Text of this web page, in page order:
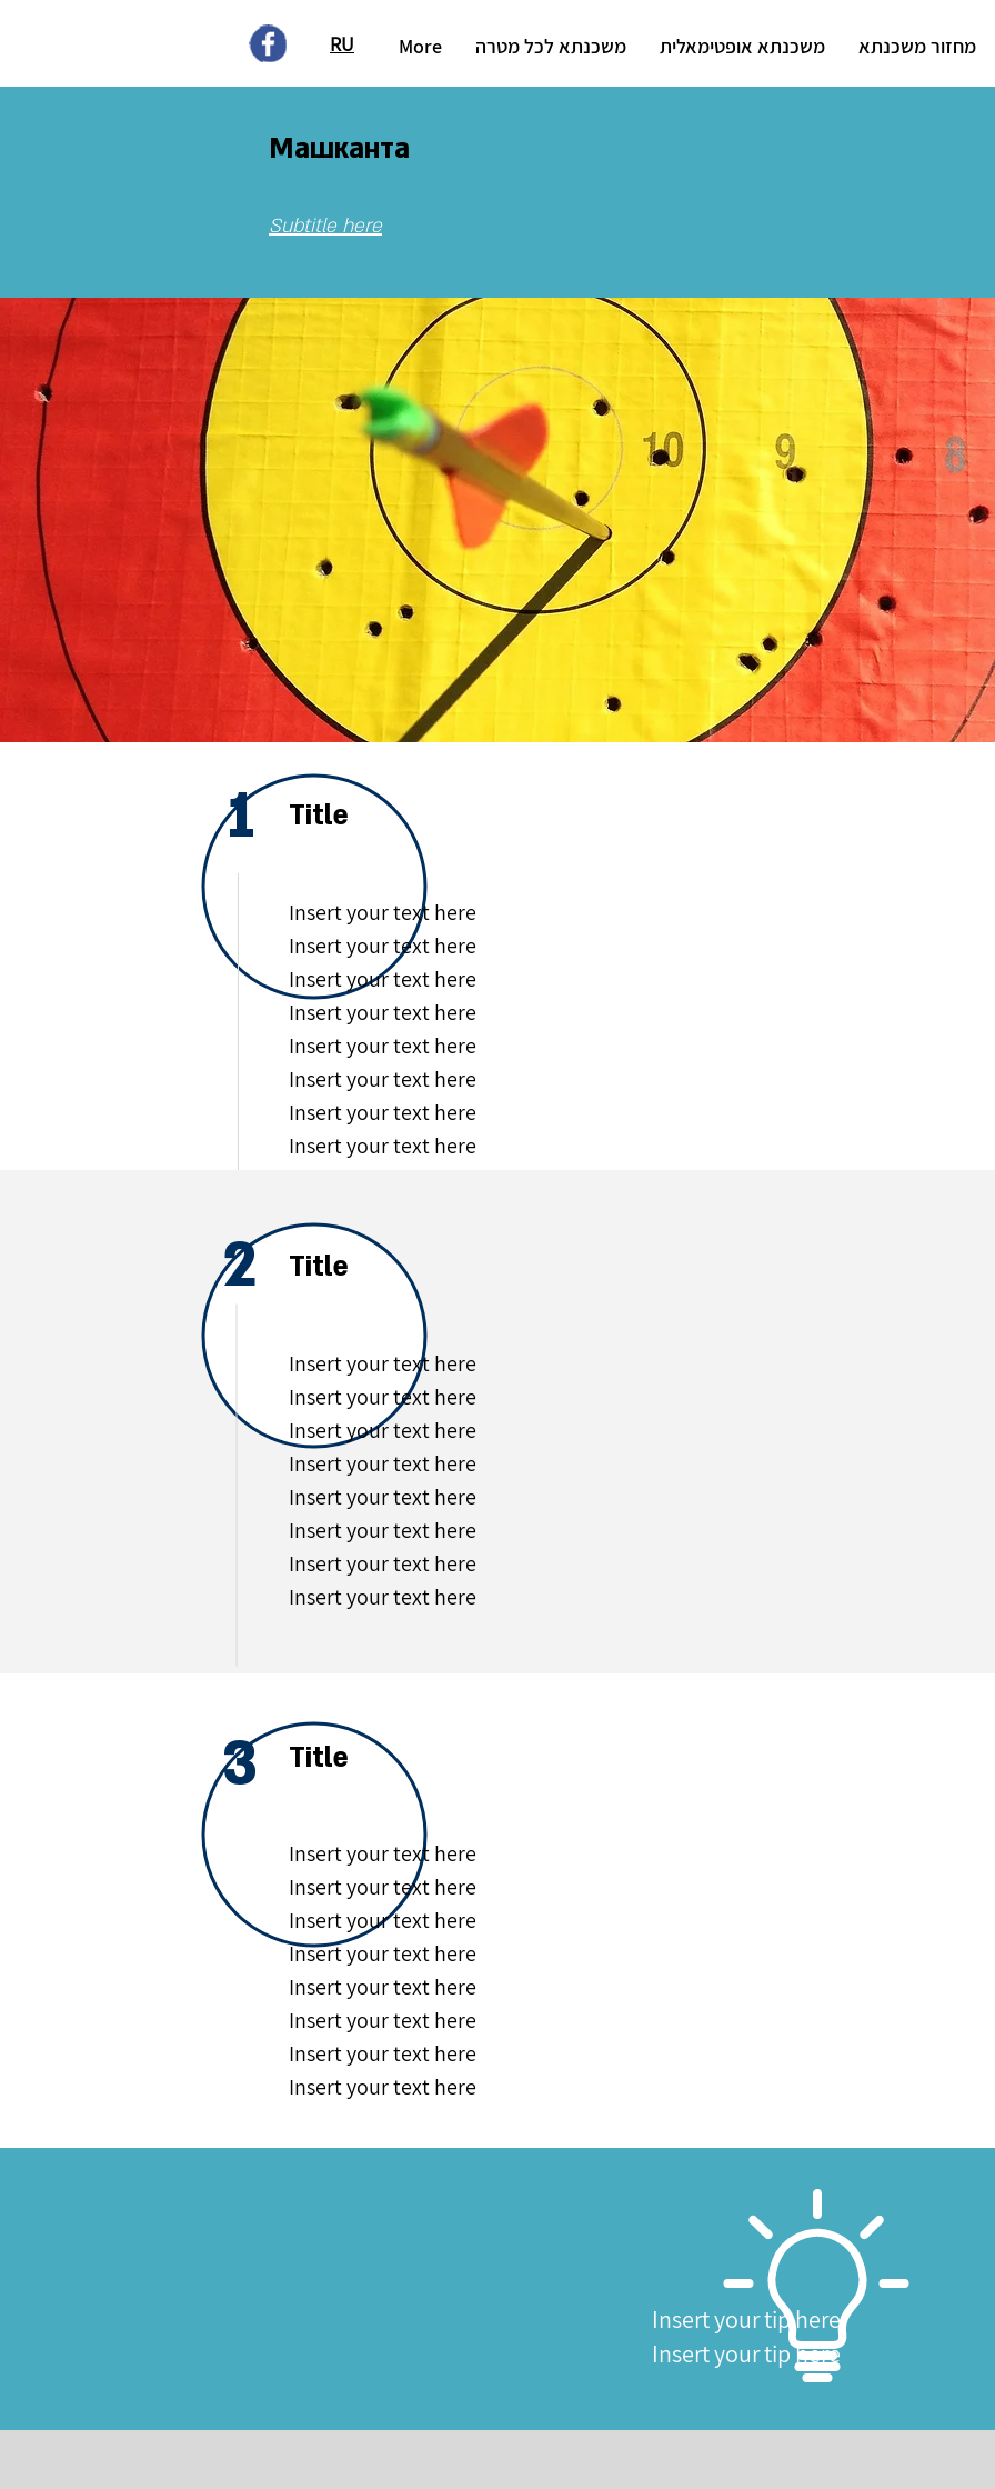
RU מחזור משכנתא משכנתא אופטימאלית משכנתא לכל מטרה More
Машканта
Subtitle here
1 Title
Insert your text here
Insert your text here
Insert your text here
Insert your text here
Insert your text here
Insert your text here
Insert your text here
Insert your text here
2 Title
Insert your text here
Insert your text here
Insert your text here
Insert your text here
Insert your text here
Insert your text here
Insert your text here
Insert your text here
3 Title
Insert your text here
Insert your text here
Insert your text here
Insert your text here
Insert your text here
Insert your text here
Insert your text here
Insert your text here
Insert your tip here
Insert your tip here